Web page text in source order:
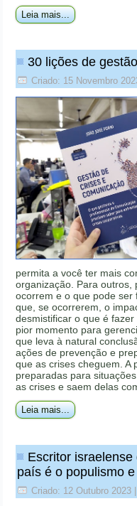
Leia mais...
30 lições de
Criado: 15 Novembro
permita a você ter mais
organização. Para outros,
ocorrem e o que pode ser
que, se ocorrerem, o
desmistificar o que é
pior momento para
que leva à natural
ações de prevenção e
que as crises cheguem. A
preparadas para
as crises e saem delas
Leia mais...
Escritor
país é o populismo
Criado: 12 Outubro 2023